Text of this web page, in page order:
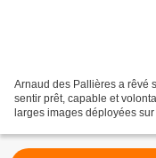
Arnaud des Pallières a rêvé
sentir prêt, capable et
larges images déployées